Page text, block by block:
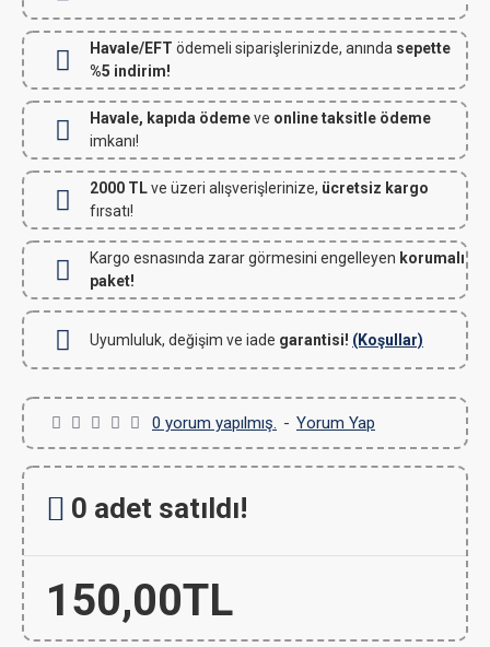
Havale/EFT ödemeli siparişlerinizde, anında sepette
%5 indirim!
Havale, kapıda ödemeve online taksitle ödeme
imkanı!
2000 TLve üzeri alışverişlerinize, ücretsiz kargo
fırsatı!
Kargo esnasında zarar görmesini engelleyen korumalı
paket!
Uyumluluk, değişim ve iade garantisi! (Koşullar)
0 yorum yapılmış. - Yorum Yap
150,00TL
0 adet satıldı!